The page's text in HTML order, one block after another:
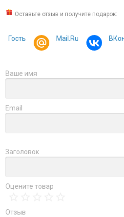
Оставьте отзыв и получите подарок:
Гость Mail.Ru
Ваше имя
Email
Заголовок
Оцените товар
Отзыв